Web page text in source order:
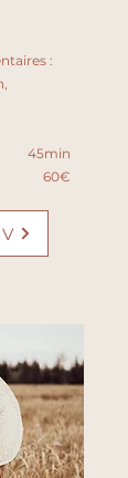
:
45min
60€